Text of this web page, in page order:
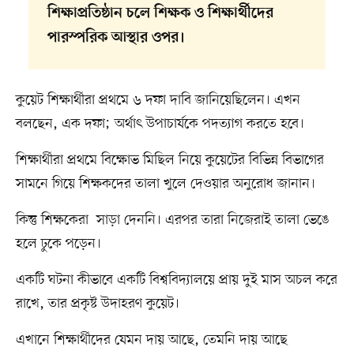
শিক্ষাপ্রতিষ্ঠান চলে শিক্ষক ও শিক্ষার্থীদের
পারস্পরিক আস্থার ওপর।
কুয়েট শিক্ষার্থীরা প্রথমে ৬ দফা দাবি জানিয়েছিলেন। এখন
বলছেন, এক দফা; অর্থাৎ উপাচার্যকে পদত্যাগ করতে হবে।
শিক্ষার্থীরা প্রথমে বিক্ষোভ মিছিল নিয়ে কুয়েটের বিভিন্ন বিভাগের
সামনে গিয়ে শিক্ষকদের তালা খুলে দেওয়ার অনুরোধ জানান।
কিন্তু শিক্ষকেরা সাড়া দেননি। এরপর তারা নিজেরাই তালা ভেঙে
হলে ঢুকে পড়েন।
একটি ঘটনা কীভাবে একটি বিশ্ববিদ্যালয়ে প্রায় দুই মাস অচল করে
রাখে, তার প্রকৃষ্ট উদাহরণ কুয়েট।
এখানে শিক্ষার্থীদের যেমন দায় আছে, তেমনি দায় আছে